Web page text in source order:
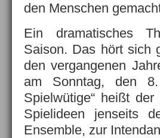
den Menschen
Ein dramatisches
Saison. Das hört sich
den vergangenen
am Sonntag, den
Spielwütige“ heißt
Spielideen jenseits
Ensemble, zur